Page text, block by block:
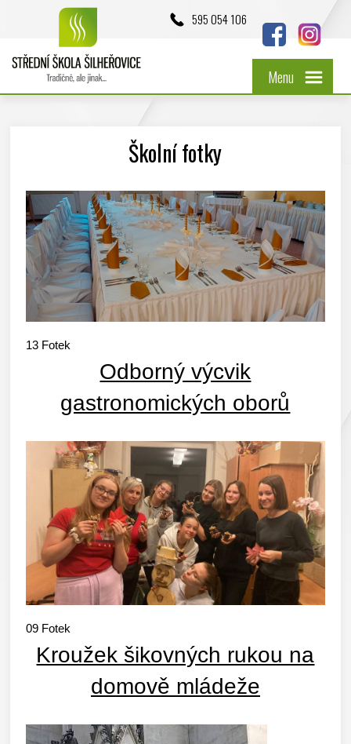
595 054 106
Menu
Školní fotky
13 Fotek
Odborný výcvik
gastronomických oborů
09 Fotek
Kroužek šikovných rukou na
domově mládeže